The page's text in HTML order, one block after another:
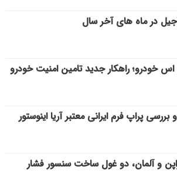
در ماه های آخر سال
خودرو؛ راهکار جدید تامین امنیت خودرو
پراپ فرم ایرانی معتبر آریا اینوستور
و آلمان، دو غول ساخت سنسور فشار